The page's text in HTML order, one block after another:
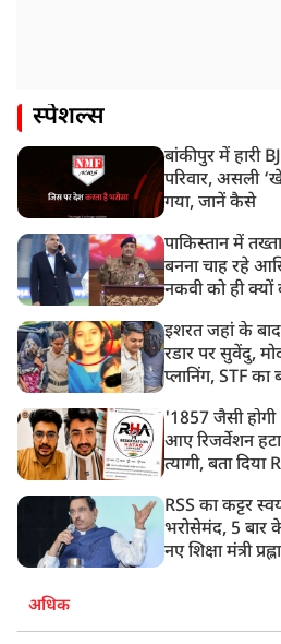
स्पेशल्स
बांकीपुर में हारी
परिवार, असली
गया, जानें कैसे
पाकिस्तान में
बनना चाह रहे
नकवी को ही क्यों
इशरत जहां के
रडार पर सुवेंदु,
प्लानिंग, STF
'1857 जैसी होगी
आए रिजर्वेशन
त्यागी, बता दिया
RSS का कट्टर
भरोसेमंद, 5
नए शिक्षा मंत्री
अधिक